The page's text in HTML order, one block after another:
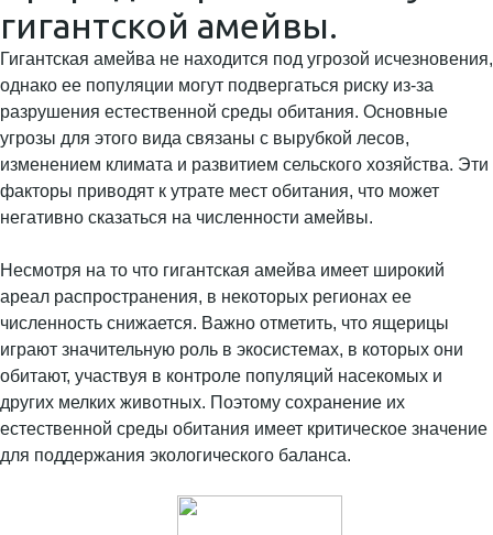
гигантской амейвы.
Гигантская амейва не находится под угрозой исчезновения,
однако ее популяции могут подвергаться риску из-за
разрушения естественной среды обитания. Основные
угрозы для этого вида связаны с вырубкой лесов,
изменением климата и развитием сельского хозяйства. Эти
факторы приводят к утрате мест обитания, что может
негативно сказаться на численности амейвы.
Несмотря на то что гигантская амейва имеет широкий
ареал распространения, в некоторых регионах ее
численность снижается. Важно отметить, что ящерицы
играют значительную роль в экосистемах, в которых они
обитают, участвуя в контроле популяций насекомых и
других мелких животных. Поэтому сохранение их
естественной среды обитания имеет критическое значение
для поддержания экологического баланса.